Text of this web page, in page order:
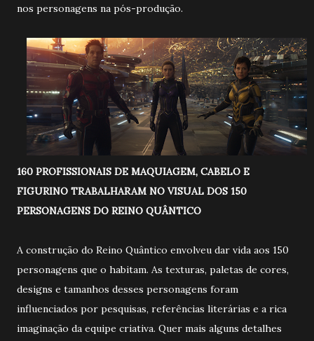
nos personagens na pós-produção.
160 PROFISSIONAIS DE MAQUIAGEM, CABELO E
FIGURINO TRABALHARAM NO VISUAL DOS 150
PERSONAGENS DO REINO QUÂNTICO
A construção do Reino Quântico envolveu dar vida aos 150
personagens que o habitam. As texturas, paletas de cores,
designs e tamanhos desses personagens foram
influenciados por pesquisas, referências literárias e a rica
imaginação da equipe criativa. Quer mais alguns detalhes